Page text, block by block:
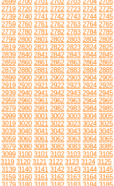
2719 2720 2721 2722 2723 2724 2725
2739 2740 2741 2742 2743 2744 2745
2759 2760 2761 2762 2763 2764 2765
2779 2780 2781 2782 2783 2784 2785
2799 2800 2801 2802 2803 2804 2805
2819 2820 2821 2822 2823 2824 2825
2839 2840 2841 2842 2843 2844 2845
2859 2860 2861 2862 2863 2864 2865
2879 2880 2881 2882 2883 2884 2885
2899 2900 2901 2902 2903 2904 2905
2919 2920 2921 2922 2923 2924 2925
2939 2940 2941 2942 2943 2944 2945
2959 2960 2961 2962 2963 2964 2965
2979 2980 2981 2982 2983 2984 2985
2999 3000 3001 3002 3003 3004 3005
3019 3020 3021 3022 3023 3024 3025
3039 3040 3041 3042 3043 3044 3045
3059 3060 3061 3062 3063 3064 3065
3079 3080 3081 3082 3083 3084 3085
3099 3100 3101 3102 3103 3104 3105
3119 3120 3121 3122 3123 3124 3125
3139 3140 3141 3142 3143 3144 3145
3159 3160 3161 3162 3163 3164 3165